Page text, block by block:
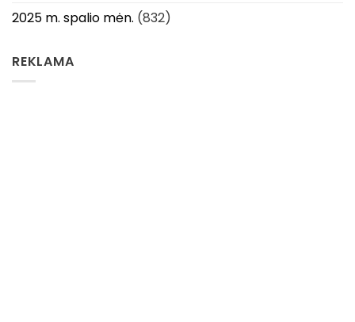
2025 m. spalio mėn. (832)
REKLAMA